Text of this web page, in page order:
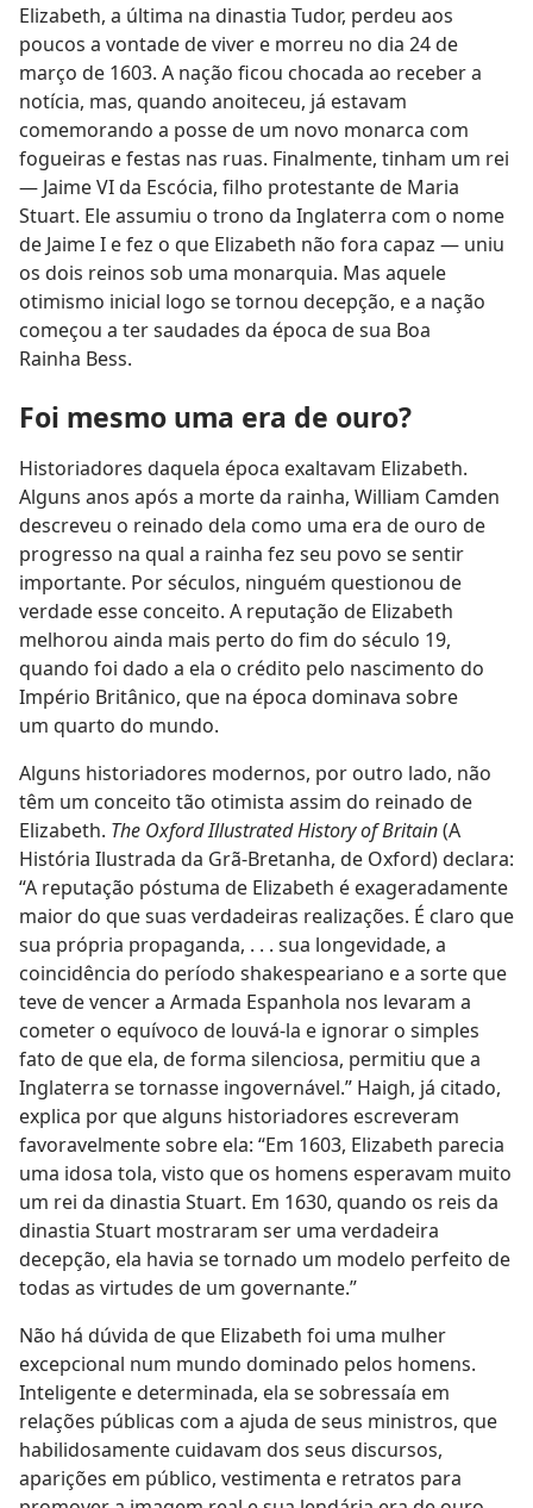
Elizabeth, a última na dinastia Tudor, perdeu aos
poucos a vontade de viver e morreu no dia 24 de
março de 1603. A nação ficou chocada ao receber a
notícia, mas, quando anoiteceu, já estavam
comemorando a posse de um novo monarca com
fogueiras e festas nas ruas. Finalmente, tinham um rei
— Jaime VI da Escócia, filho protestante de Maria
Stuart. Ele assumiu o trono da Inglaterra com o nome
de Jaime I e fez o que Elizabeth não fora capaz — uniu
os dois reinos sob uma monarquia. Mas aquele
otimismo inicial logo se tornou decepção, e a nação
começou a ter saudades da época de sua Boa
Rainha Bess.
Foi mesmo uma era de ouro?
Historiadores daquela época exaltavam Elizabeth.
Alguns anos após a morte da rainha, William Camden
descreveu o reinado dela como uma era de ouro de
progresso na qual a rainha fez seu povo se sentir
importante. Por séculos, ninguém questionou de
verdade esse conceito. A reputação de Elizabeth
melhorou ainda mais perto do fim do século 19,
quando foi dado a ela o crédito pelo nascimento do
Império Britânico, que na época dominava sobre
um quarto do mundo.
Alguns historiadores modernos, por outro lado, não
têm um conceito tão otimista assim do reinado de
Elizabeth. The Oxford Illustrated History of Britain(A
História Ilustrada da Grã-Bretanha, de Oxford) declara:
“A reputação póstuma de Elizabeth é exageradamente
maior do que suas verdadeiras realizações. É claro que
sua própria propaganda, . . . sua longevidade, a
coincidência do período shakespeariano e a sorte que
teve de vencer a Armada Espanhola nos levaram a
cometer o equívoco de louvá-la e ignorar o simples
fato de que ela, de forma silenciosa, permitiu que a
Inglaterra se tornasse ingovernável.” Haigh, já citado,
explica por que alguns historiadores escreveram
favoravelmente sobre ela: “Em 1603, Elizabeth parecia
uma idosa tola, visto que os homens esperavam muito
um rei da dinastia Stuart. Em 1630, quando os reis da
dinastia Stuart mostraram ser uma verdadeira
decepção, ela havia se tornado um modelo perfeito de
todas as virtudes de um governante.”
Não há dúvida de que Elizabeth foi uma mulher
excepcional num mundo dominado pelos homens.
Inteligente e determinada, ela se sobressaía em
relações públicas com a ajuda de seus ministros, que
habilidosamente cuidavam dos seus discursos,
aparições em público, vestimenta e retratos para